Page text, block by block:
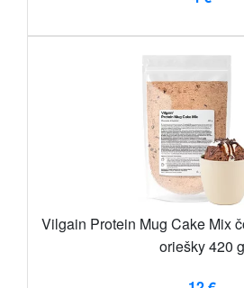
Vilgain Protein Mug Cake Mix
oriešky 420 g